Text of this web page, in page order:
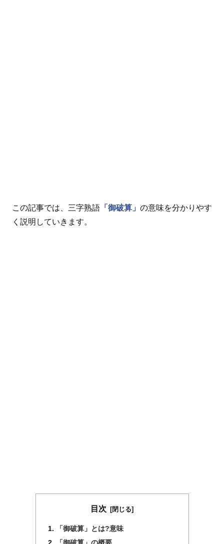
この記事では、三字熟語 「御破算」 の意味を分かりやす
く説明していきます。
目次
「御破算」とは?意味